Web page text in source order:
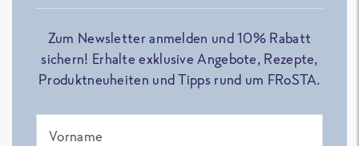
Zum Newsletter anmelden und 10% Rabatt
sichern! Erhalte exklusive Angebote, Rezepte,
Produktneuheiten und Tipps rund um FRoSTA.
Vorname